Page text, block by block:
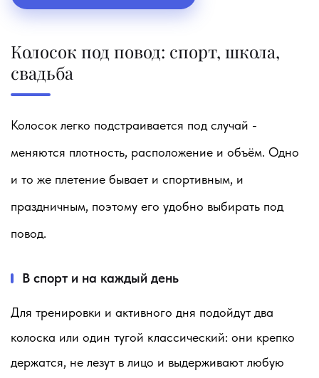
Колосок под повод: спорт, школа,
свадьба
Колосок легко подстраивается под случай -
меняются плотность, расположение и объём. Одно
и то же плетение бывает и спортивным, и
праздничным, поэтому его удобно выбирать под
повод.
В спорт и на каждый день
Для тренировки и активного дня подойдут два
колоска или один тугой классический: они крепко
держатся, не лезут в лицо и выдерживают любую